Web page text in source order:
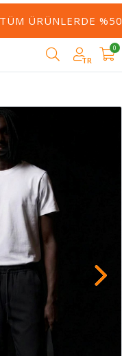
ÜRÜNLERDE
TR
0